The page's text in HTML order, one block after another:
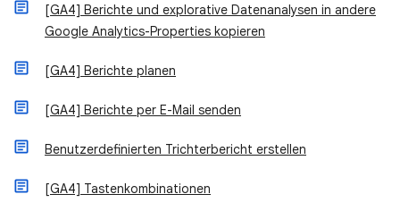
[GA4] Berichte und explorative Datenanalysen in andere
Google Analytics-Properties kopieren
[GA4] Berichte planen
[GA4] Berichte per E-Mail senden
Benutzerdefinierten Trichterbericht erstellen
[GA4] Tastenkombinationen